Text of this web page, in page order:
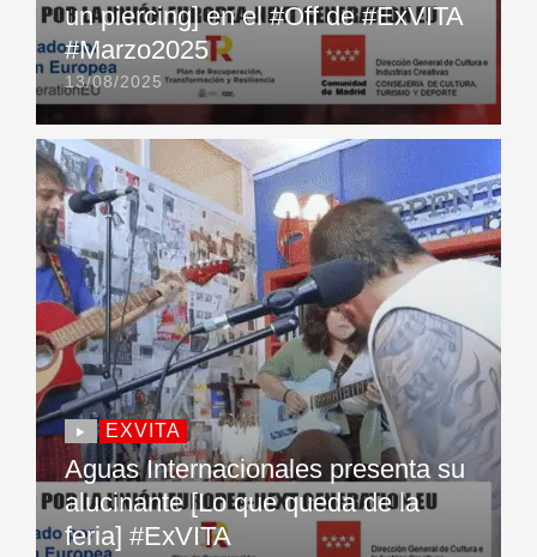
un piercing] en el #Off de #ExVITA
#Marzo2025
13/08/2025
EXVITA
Aguas Internacionales presenta su
alucinante [Lo que queda de la
feria] #ExVITA